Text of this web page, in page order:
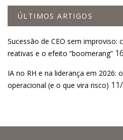
ÚLTIMOS ARTIGOS
Sucessão de CEO sem improviso:
reativas e o efeito “boomerang”
IA no RH e na liderança em 2026:
operacional (e o que vira risco)